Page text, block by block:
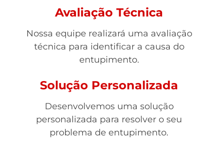
Avaliação Técnica
Nossa equipe realizará uma avaliação
técnica para identificar a causa do
entupimento.
Solução Personalizada
Desenvolvemos uma solução
personalizada para resolver o seu
problema de entupimento.